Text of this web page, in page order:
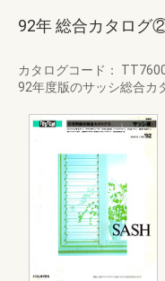
92年 総合カタログ
カタログコード：
92年度版のサッシ総合カ